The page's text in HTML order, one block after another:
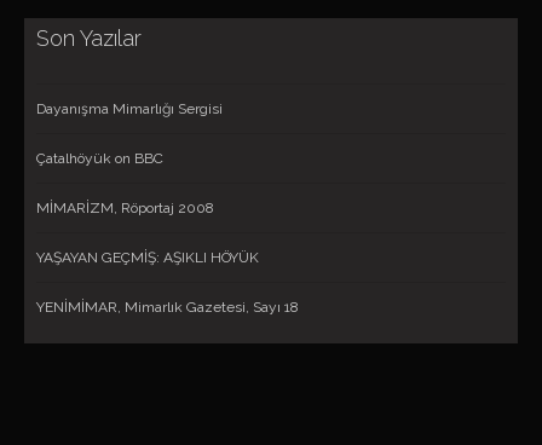
Son Yazılar
Dayanışma Mimarlığı Sergisi
Çatalhöyük on BBC
MİMARİZM, Röportaj 2008
YAŞAYAN GEÇMİŞ: AŞIKLI HÖYÜK
YENİMİMAR, Mimarlık Gazetesi, Sayı 18